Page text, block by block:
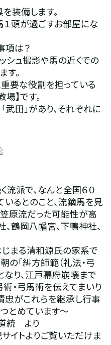
装備します。
１頭が過ごすお部屋にな
項は？
シュ撮影や馬の近くでの
。
要な役割を担っている
】です。
武田」があり、それぞれに
派で、なんと全国６０
るとのこと、流鏑馬を見
原流だった可能性が高
、鶴岡八幡宮、下鴨神社、
まる清和源氏の家系で
の「糾方師範（礼法・弓
なり、江戸幕府崩壊まで
・弓馬術を伝えてまいり
忠がこれらを継承し行事
とめています～
統　より
イトよりご覧いただけま